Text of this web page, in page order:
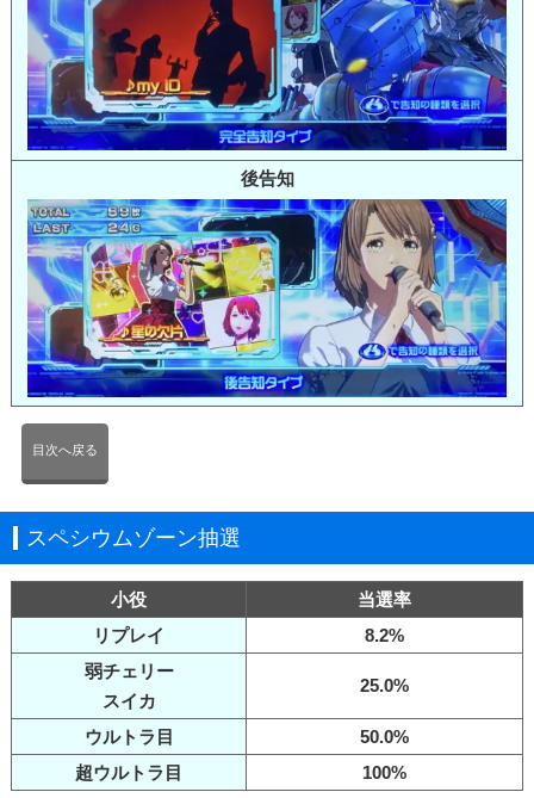
後告知
目次へ戻る
スペシウムゾーン抽選
小役
当選率
リプレイ
8.2%
弱チェリー
スイカ
25.0%
ウルトラ目
50.0%
超ウルトラ目
100%